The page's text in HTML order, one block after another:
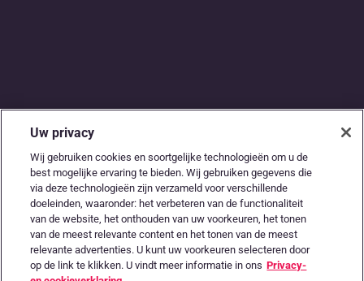
De digitale snelweg
tussen
accountants en
ondernemers
Uw privacy
Wij gebruiken cookies en soortgelijke technologieën om u de
best mogelijke ervaring te bieden. Wij gebruiken gegevens die
via deze technologieën zijn verzameld voor verschillende
doeleinden, waaronder: het verbeteren van de functionaliteit
van de website, het onthouden van uw voorkeuren, het tonen
van de meest relevante content en het tonen van de meest
relevante advertenties. U kunt uw voorkeuren selecteren door
op de link te klikken. U vindt meer informatie in ons Privacy-